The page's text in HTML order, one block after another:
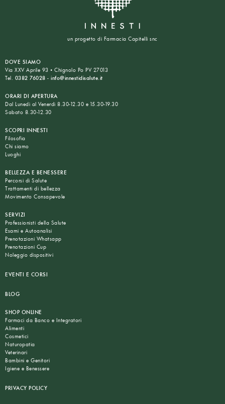
un progetto di Farmacia Capitelli snc
DOVE SIAMO
Via XXV Aprile 93 • Chignolo Po PV 27013
Tel. 0382 76028 - info@innestidisalute.it
ORARI DI APERTURA
Dal Lunedì al Venerdì 8.30-12.30 e 15.30-19.30
Sabato 8.30-12.30
SCOPRI INNESTI
Filosofia
Chi siamo
Luoghi
BELLEZZA E BENESSERE
Percorsi di Salute
Trattamenti di bellezza
Movimento Consapevole
SERVIZI
Professionisti della Salute
Esami e Autoanalisi
Prenotazioni Whatsapp
Prenotazioni Cup
Noleggio dispositivi
EVENTI E CORSI
BLOG
SHOP ONLINE
Farmaci da Banco e Integratori
Alimenti
Cosmetici
Naturopatia
Veterinari
Bambini e Genitori
Igiene e Benessere
PRIVACY POLICY